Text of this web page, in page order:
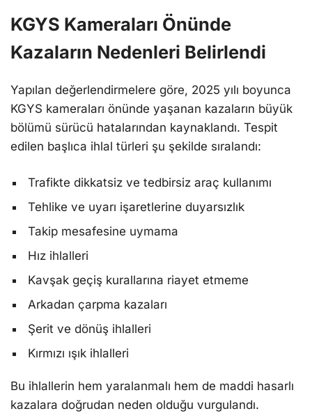
KGYS Kameraları Önünde
Kazaların Nedenleri Belirlendi
Yapılan değerlendirmelere göre, 2025 yılı boyunca
KGYS kameraları önünde yaşanan kazaların büyük
bölümü sürücü hatalarından kaynaklandı. Tespit
edilen başlıca ihlal türleri şu şekilde sıralandı:
Trafikte dikkatsiz ve tedbirsiz araç kullanımı
Tehlike ve uyarı işaretlerine duyarsızlık
Takip mesafesine uymama
Hız ihlalleri
Kavşak geçiş kurallarına riayet etmeme
Arkadan çarpma kazaları
Şerit ve dönüş ihlalleri
Kırmızı ışık ihlalleri
Bu ihlallerin hem yaralanmalı hem de maddi hasarlı
kazalara doğrudan neden olduğu vurgulandı.